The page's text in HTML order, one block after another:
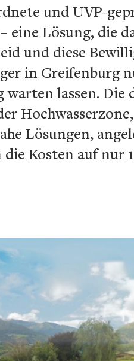
und UVP-
Lösung, die
und diese
in Greifenburg
lassen. Die
Lösungen,
Kosten auf nur